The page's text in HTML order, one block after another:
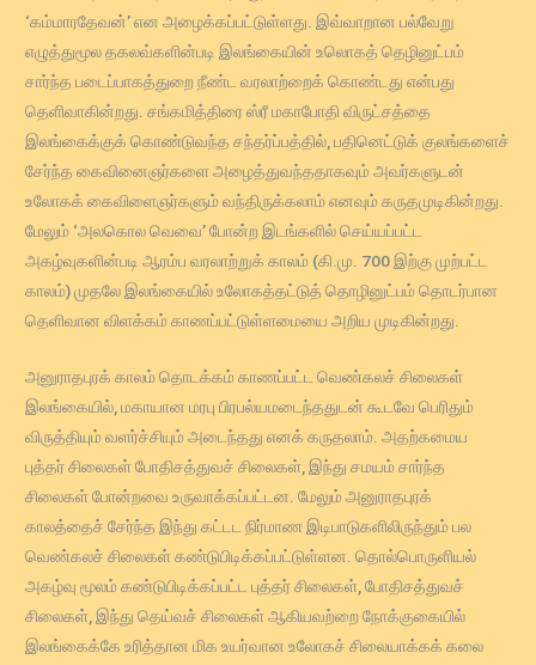
‘கம்மாரதேவன்’ என அழைக்கப்பட்டுள்ளது. இவ்வாறான பல்வேறு
எழுத்துமூல தகலவ்களின்படி இலங்கையின் உலொகத் தெழினுட்பம்
சார்ந்த படைப்பாகத்துறை நீண்ட வரலாற்றைக் கொண்டது என்பது
தெளிவாகின்றது. சங்கமித்திரை ஸ்ரீ மகாபோதி விருட்சத்தை
இலங்கைக்குக் கொண்டுவந்த சந்தர்ப்பத்தில், பதினெட்டுக் குலங்களைச்
சேர்ந்த கைவினைஞர்களை அழைத்துவந்ததாகவும் அவர்களுடன்
உலோகக் கைவிளைஞர்களும் வந்திருக்கலாம் எனவும் கருதமுடிகின்றது.
மேலும் ‘அலகொல வெவை’ போன்ற இடங்களில் செய்யப்பட்ட
அகழ்வுகளின்படி ஆரம்ப வரலாற்றுக் காலம் (கி.மு. 700 இற்கு முற்பட்ட
காலம்) முதலே இலங்கையில் உலோகத்தட்டுத் தொழினுட்பம் தொடர்பான
தெளிவான விளக்கம் காணப்பட்டுள்ளமையை அறிய முடிகின்றது.
அனுராதபுரக் காலம் தொடக்கம் காணப்பட்ட வெண்கலச் சிலைகள்
இலங்கையில், மகாயான மரபு பிரபல்யமடைந்ததுடன் கூடவே பெரிதும்
விருத்தியும் வளர்ச்சியும் அடைந்தது எனக் கருதலாம். அதற்கமைய
புத்தர் சிலைகள் போதிசத்துவச் சிலைகள், இந்து சமயம் சார்ந்த
சிலைகள் போன்றவை உருவாக்கப்பட்டன. மேலும் அனுராதபுரக்
காலத்தைச் சேர்ந்த இந்து கட்டட நிர்மாண இடிபாடுகளிலிருந்தும் பல
வெண்கலச் சிலைகள் கண்டுபிடிக்கப்பட்டுள்ளன. தொல்பொருளியல்
அகழ்வு மூலம் கண்டுபிடிக்கப்பட்ட புத்தர் சிலைகள், போதிசத்துவச்
சிலைகள், இந்து தெய்வச் சிலைகள் ஆகியவற்றை நோக்குகையில்
இலங்கைக்கே உரித்தான மிக உயர்வான உலோகச் சிலையாக்கக் கலை